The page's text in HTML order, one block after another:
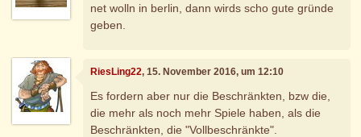
net wolln in berlin, dann wirds scho gute gründe
geben.
RiesLing22, 15. November 2016, um 12:10
Es fordern aber nur die Beschränkten, bzw die,
die mehr als noch mehr Spiele haben, als die
Beschränkten, die "Vollbeschränkte".